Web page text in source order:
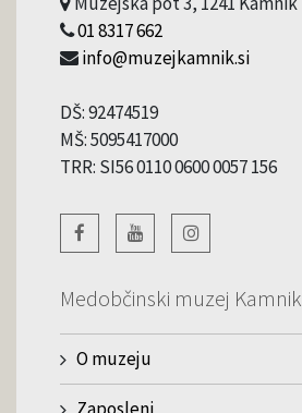
01 8317 662
info@muzejkamnik.si
DŠ: 92474519
MŠ: 5095417000
TRR: SI56 0110 0600 0057 156
Medobčinski muzej Kamnik
O muzeju